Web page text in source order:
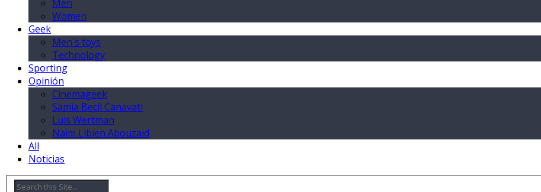
Men
Women
Geek
Men´s toys
Technology
Sporting
Opinión
Cinemageek
Samia Becil Canavati
Luis Wertman
Naim Libien Abouzaid
All
Noticias